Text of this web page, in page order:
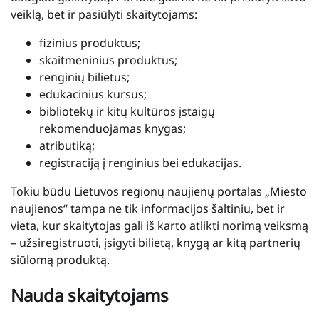
veiklą, bet ir pasiūlyti skaitytojams:
fizinius produktus;
skaitmeninius produktus;
renginių bilietus;
edukacinius kursus;
bibliotekų ir kitų kultūros įstaigų
rekomenduojamas knygas;
atributiką;
registraciją į renginius bei edukacijas.
Tokiu būdu Lietuvos regionų naujienų portalas „Miesto
naujienos“ tampa ne tik informacijos šaltiniu, bet ir
vieta, kur skaitytojas gali iš karto atlikti norimą veiksmą
– užsiregistruoti, įsigyti bilietą, knygą ar kitą partnerių
siūlomą produktą.
Nauda skaitytojams